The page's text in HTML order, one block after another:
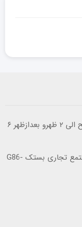
زمانی کاری: شنبه تا پنچ شنبه ساعت ۹ صبح الی ۲ ظهرو بعدازظهر ۶
آدرس: استان هرمزگان شهرستان بستک مجتمع تجاری بستک G86-